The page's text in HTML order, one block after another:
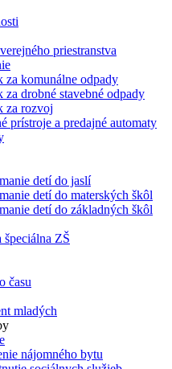
priestranstva
za komunálne odpady
drobné stavebné odpady
za rozvoj
prístroje a predajné automaty
detí do jaslí
detí do materských škôl
detí do základných škôl
špeciálna ZŠ
času
mladých
nájomného bytu